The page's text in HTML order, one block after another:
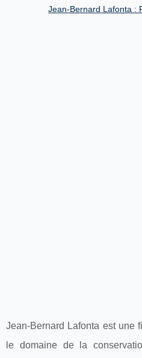
Jean-Bernard Lafonta :
Jean-Bernard Lafonta est une
le domaine de la